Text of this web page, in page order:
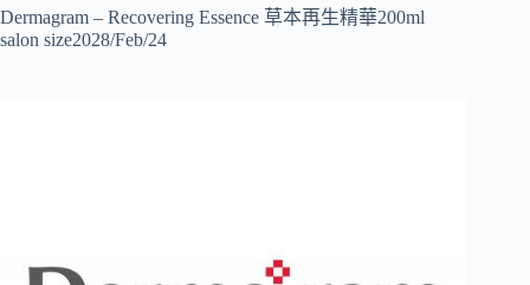
Dermagram – Recovering Essence 草本再生精華200ml
salon size2028/Feb/24